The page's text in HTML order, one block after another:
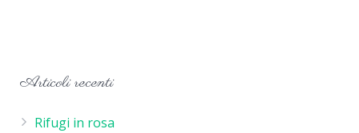
Articoli recenti
Rifugi in rosa